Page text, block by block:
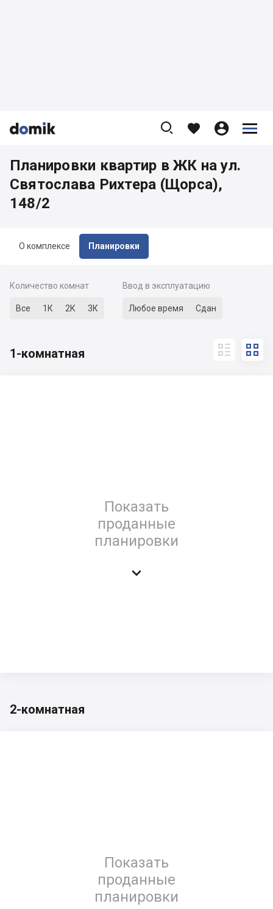


    


О комплексе Планировки
Планировки квартир в ЖК на ул.
Святослава Рихтера (Щорса),
148/2
Количество комнат
Все 1К 2К 3К
Ввод в эксплуатацию
Любое время Сдан
1-комнатная  
Показать
проданные
планировки

2-комнатная
Показать
проданные
планировки